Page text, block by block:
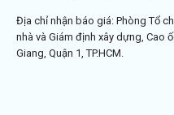
Địa chỉ nhận báo giá: Phòng Tổ
nhà và Giám định xây dựng, Cao
Giang, Quận 1, TP.HCM.